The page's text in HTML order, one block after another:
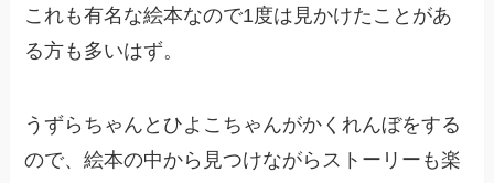
これも有名な絵本なので1度は見かけたことがあ
る方も多いはず。
うずらちゃんとひよこちゃんがかくれんぼをする
ので、絵本の中から見つけながらストーリーも楽